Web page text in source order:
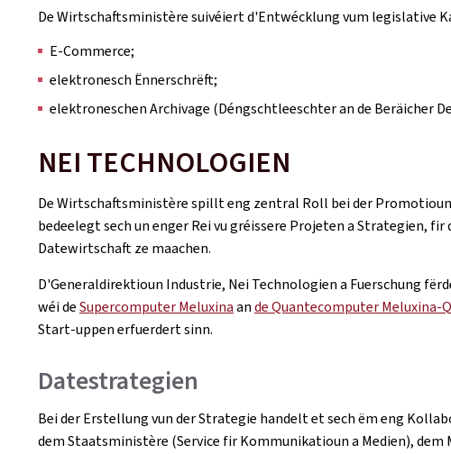
De Wirtschaftsministère suivéiert d'Entwécklung vum legislative
E-Commerce;
elektronesch Ënnerschrëft;
elektroneschen Archivage (Déngschtleeschter an de Beräicher
NEI TECHNOLOGIEN
De Wirtschaftsministère spillt eng zentral Roll bei der
bedeelegt sech un enger Rei vu gréissere Projeten a Strategien, fir
Datewirtschaft ze maachen.
D'Generaldirektioun Industrie, Nei Technologien a Fuerschung
wéi deSupercomputer Meluxinaande Quantecomputer Meluxina-Q
Start-uppen erfuerdert sinn.
Datestrategien
Bei der Erstellung vun der Strategie handelt et sech ëm eng
dem Staatsministère (Service fir Kommunikatioun a Medien), dem